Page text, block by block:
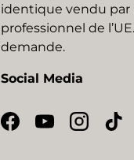
identique vendu par
professionnel de
demande.
Social Media
Facebook
YouTube